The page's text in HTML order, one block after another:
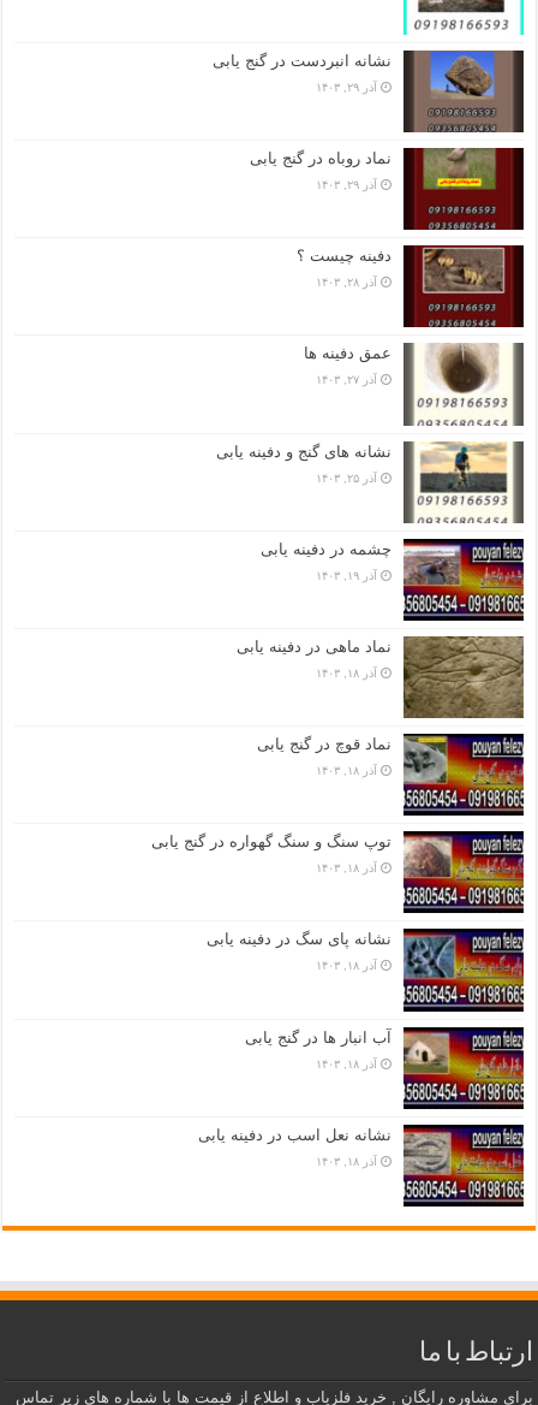
نشانه انبردست در گنج یابی
آذر ۲۹, ۱۴۰۳
نماد روباه در گنج یابی
آذر ۲۹, ۱۴۰۳
دفینه چیست ؟
آذر ۲۸, ۱۴۰۳
عمق دفینه ها
آذر ۲۷, ۱۴۰۳
نشانه های گنج و دفینه یابی
آذر ۲۵, ۱۴۰۳
چشمه در دفینه یابی
آذر ۱۹, ۱۴۰۳
نماد ماهی در دفینه یابی
آذر ۱۸, ۱۴۰۳
نماد قوچ در گنج یابی
آذر ۱۸, ۱۴۰۳
توپ سنگ و سنگ گهواره در گنج یابی
آذر ۱۸, ۱۴۰۳
نشانه پای سگ در دفینه یابی
آذر ۱۸, ۱۴۰۳
آب انبار ها در گنج یابی
آذر ۱۸, ۱۴۰۳
نشانه نعل اسب در دفینه یابی
آذر ۱۸, ۱۴۰۳
ارتباط با ما
برای مشاوره رایگان , خرید فلزیاب و اطلاع از قیمت ها با شماره های زیر تماس